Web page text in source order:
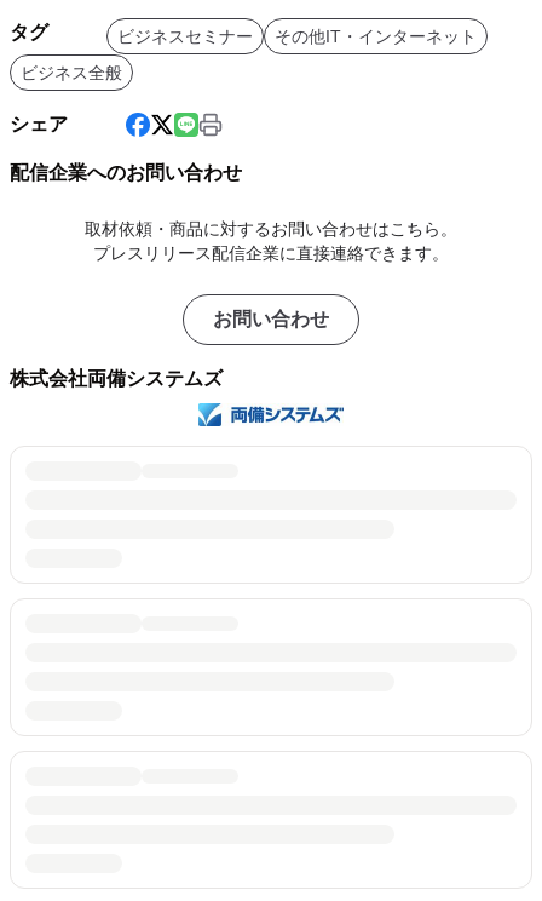
タグ ビジネスセミナー
その他IT・インターネット
ビジネス全般
シェア
配信企業へのお問い合わせ
取材依頼・商品に対するお問い合わせはこちら。
プレスリリース配信企業に直接連絡できます。
お問い合わせ
株式会社両備システムズ